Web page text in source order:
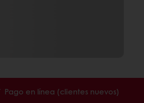
Pago en línea (clientes nuevos)